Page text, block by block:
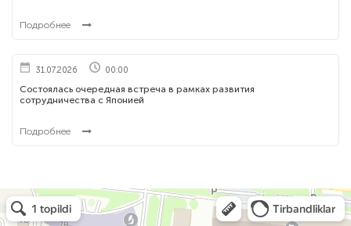
Подробнее
31.07.2026 00:00
Состоялась очередная встреча в рамках развития
сотрудничества с Японией
Подробнее